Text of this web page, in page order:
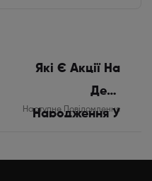
Наступне Повідомлення
Які Є Акції На
День
Народження У